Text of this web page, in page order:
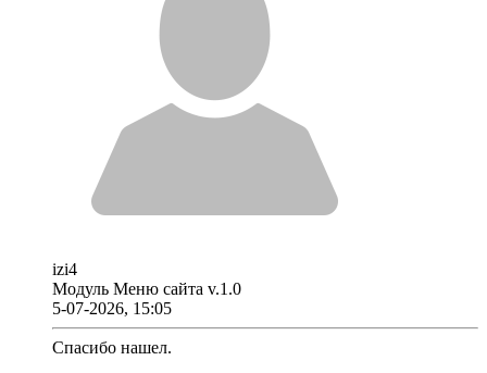
izi4
Модуль Меню сайта v.1.0
5-07-2026, 15:05
Спасибо нашел.